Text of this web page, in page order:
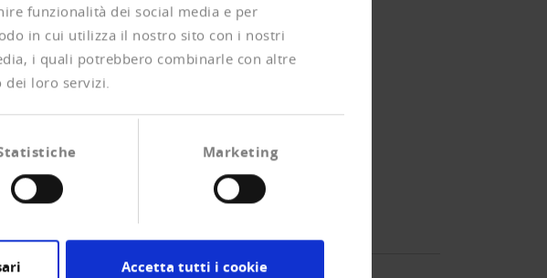
funzionalità dei social media e per
in cui utilizza il nostro sito con i nostri
i quali potrebbero combinarle con altre
loro servizi.
Marketing
Accetta tutti i cookie